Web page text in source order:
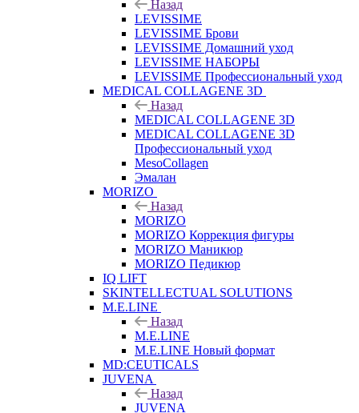
Назад
LEVISSIME
LEVISSIME Брови
LEVISSIME Домашний уход
LEVISSIME НАБОРЫ
LEVISSIME Профессиональный уход
MEDICAL COLLAGENE 3D
Назад
MEDICAL COLLAGENE 3D
MEDICAL COLLAGENE 3D
Профессиональный уход
MesoCollagen
Эмалан
MORIZO
Назад
MORIZO
MORIZO Коррекция фигуры
MORIZO Маникюр
MORIZO Педикюр
IQ LIFT
SKINTELLECTUAL SOLUTIONS
M.E.LINE
Назад
M.E.LINE
M.E.LINE Новый формат
MD:CEUTICALS
JUVENA
Назад
JUVENA